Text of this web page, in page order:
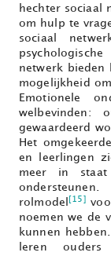
hechter sociaal
om hulp te
sociaal
netwerk bieden
mogelijkheid
Emotionele
welbevinden:
gewaardeerd
Het
en leerlingen
meer in
rolmodel
[15]
noemen we de
kunnen
leren